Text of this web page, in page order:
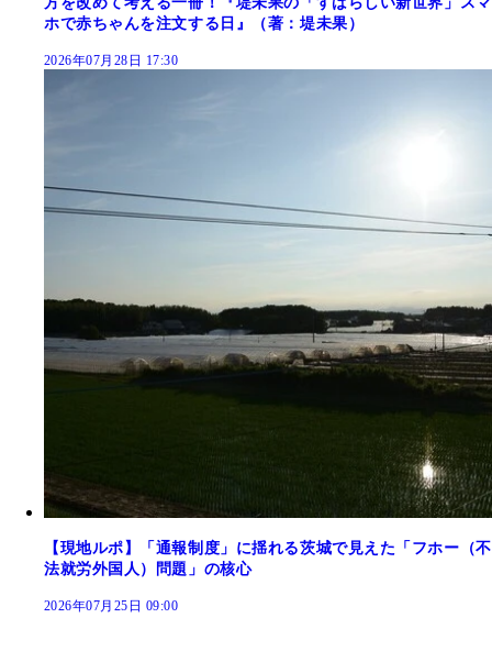
ホで赤ちゃんを注文する日』（著：堤未果）
2026年07月28日 17:30
【現地ルポ】「通報制度」に揺れる茨城で見えた「フホー（不
法就労外国人）問題」の核心
2026年07月25日 09:00